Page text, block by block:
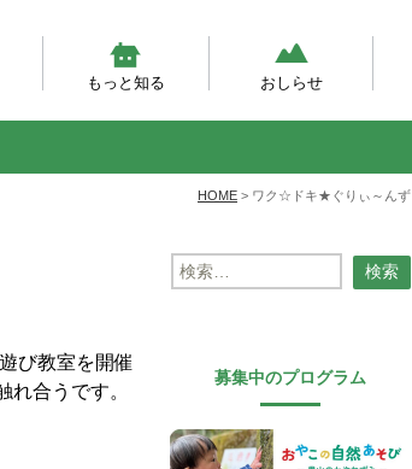
もっと知る
おしらせ
HOME > ワク☆ドキ★ぐりぃ～んず
び教室を開催
合うです。
検
索:
募集中のプログラム